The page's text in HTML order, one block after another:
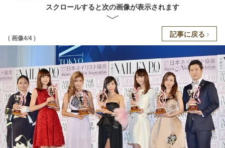
スクロールすると次の画像が表示されます
( 画像4/4 ) 記事に戻る